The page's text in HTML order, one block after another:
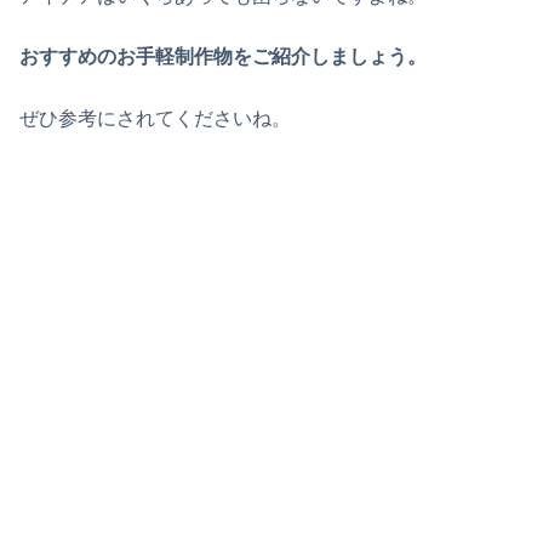
おすすめのお手軽制作物をご紹介しましょう。
ぜひ参考にされてくださいね。